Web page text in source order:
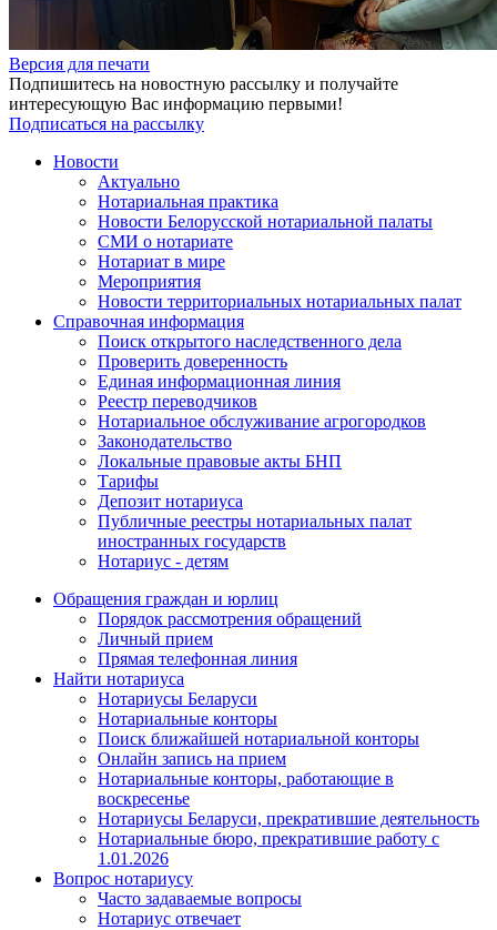
Версия для печати
Подпишитесь на новостную рассылку и получайте
интересующую Вас информацию первыми!
Подписаться на рассылку
Новости
Актуально
Нотариальная практика
Новости Белорусской нотариальной палаты
СМИ о нотариате
Нотариат в мире
Мероприятия
Новости территориальных нотариальных палат
Справочная информация
Поиск открытого наследственного дела
Проверить доверенность
Единая информационная линия
Реестр переводчиков
Нотариальное обслуживание агрогородков
Законодательство
Локальные правовые акты БНП
Тарифы
Депозит нотариуса
Публичные реестры нотариальных палат
иностранных государств
Нотариус - детям
Обращения граждан и юрлиц
Порядок рассмотрения обращений
Личный прием
Прямая телефонная линия
Найти нотариуса
Нотариусы Беларуси
Нотариальные конторы
Поиск ближайшей нотариальной конторы
Онлайн запись на прием
Нотариальные конторы, работающие в
воскресенье
Нотариусы Беларуси, прекратившие деятельность
Нотариальные бюро, прекратившие работу с
1.01.2026
Вопрос нотариусу
Часто задаваемые вопросы
Нотариус отвечает